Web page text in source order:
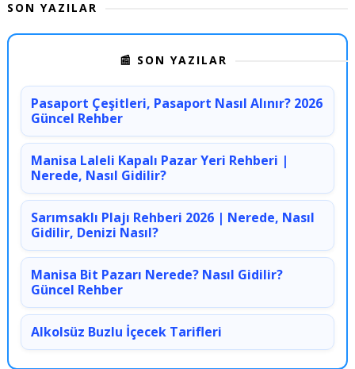
SON YAZILAR
📰 SON YAZILAR
Pasaport Çeşitleri, Pasaport Nasıl Alınır? 2026
Güncel Rehber
Manisa Laleli Kapalı Pazar Yeri Rehberi |
Nerede, Nasıl Gidilir?
Sarımsaklı Plajı Rehberi 2026 | Nerede, Nasıl
Gidilir, Denizi Nasıl?
Manisa Bit Pazarı Nerede? Nasıl Gidilir?
Güncel Rehber
Alkolsüz Buzlu İçecek Tarifleri